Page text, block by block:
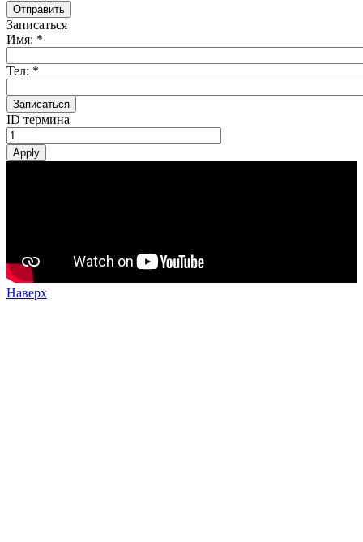
Записаться
Имя: *
Тел: *
ID термина
Наверх